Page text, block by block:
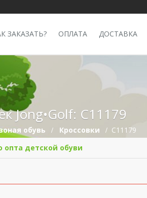
ЗАКАЗАТЬ? ОПЛАТА ДОСТАВКА
Jong•Golf: C11179
обувь Кроссовки
C11179
опта детской обуви